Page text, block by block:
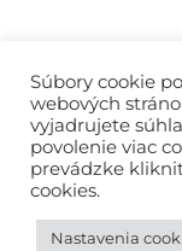
Súbory cookie
webových
vyjadrujete
povolenie viac
prevádzke
cookies.
Nastavenia